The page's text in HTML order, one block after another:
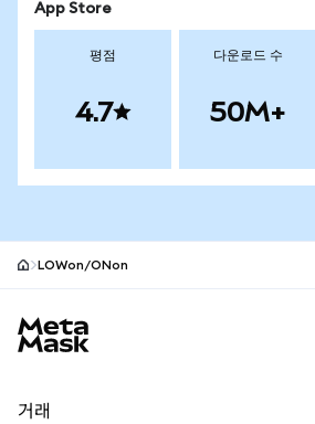
App Store
평점
4.7
다운로드 수
50M+
LOWon/ONon
거래